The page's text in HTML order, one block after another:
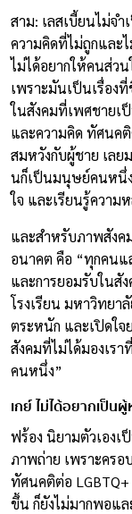
สาม: เลสเบี้ยนไม่จ
ความคิดที่ไม่ถูกและ
ไม่ได้อยากให้คนส่ว
เพราะมันเป็นเรื่อง
ในสังคมที่เพศชายเ
และความคิด ทัศนคติ
สมหวังกับผู้ชาย เล
นก็เป็นมนุษย์คนหนึ่
ใจ และเรียนรู้ความ
และสำหรับภาพสังค
อนาคต คือ “ทุกคนแ
และการยอมรับในสั
โรงเรียน มหาวิทยา
ตระหนัก และเปิดใ
สังคมที่ไม่ได้มองเร
คนหนึ่ง”
เกย์ ไม่ได้อยากเป็
ฟร้อง นิยามตัวเองเ
ภาพถ่าย เพราะคร
ทัศนคติต่อ
ขึ้น ก็ยังไม่มากพอแ